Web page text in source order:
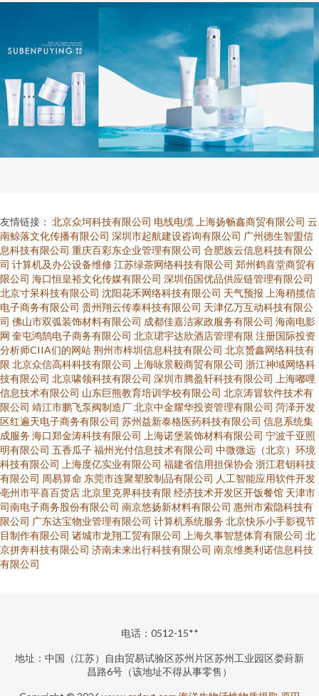
友情链接： 北京众坷科技有限公司 电线电缆 上海扬畅鑫商贸有限公司 云
南鲸落文化传播有限公司 深圳市起航建设咨询有限公司 广州德生智盟信
息科技有限公司 重庆百彩东企业管理有限公司 合肥族云信息科技有限公
司 计算机及办公设备维修江苏绿茶网络科技有限公司 郑州鹤喜堂商贸有
限公司 海口恒皇裕文化传媒有限公司 深圳佰国优品供应链管理有限公司
北京寸呆科技有限公司 沈阳花禾网络科技有限公司 天气预报 上海稍揽信
电子商务有限公司 贵州翔云传泰科技有限公司 天津亿万互动科技有限公
司 佛山市双弧装饰材料有限公司 成都佳嘉洁家政服务有限公司 海南电影
网 奎屯鸿鹄电子商务有限公司 北京珺宇达欣酒店管理有限 注册国际投资
分析师CIIA们的网站荆州市梓圳信息科技有限公司 北京赟鑫网络科技有
限 北京众信高科科技有限公司 上海咏景毅商贸有限公司 浙江神域网络科
技有限公司 北京啸领科技有限公司 深圳市腾盈轩科技有限公司
上海嘟哩
信息技术有限公司 山东巨熊教育培训学校有限公司 北京涛冒软件技术有
限公司 靖江市鹏飞泵阀制造厂北京中金耀华投资管理有限公司 菏泽开发
区红遍天电子商务有限公司 苏州益新泰格医药科技有限公司 信息系统集
成服务 海口郑金涛科技有限公司 上海诺堡装饰材料有限公司 宁波千亚照
明有限公司 五香瓜子福州光付信息技术有限公司 中微微远（北京）环境
科技有限公司
上海度亿实业有限公司 福建省信用担保协会浙江君钥科技
有限公司 周易算命 东莞市连聚塑胶制品有限公司 人工智能应用软件开发
亳州市平喜百货店北京里克界科技有限 经济技术开发区开饭餐馆 天津市
司南电子商务股份有限公司 南京悠扬新材料有限公司 惠州市索隐科技有
限公司 广东达宝物业管理有限公司 计算机系统服务 北京快乐小手影视节
目制作有限公司 诸城市龙翔工贸有限公司 上海久事智慧体育有限公司 北
京拼奔科技有限公司 济南未来出行科技有限公司 南京维奥利诺信息科技
有限公司
电话：0512-15**
地址：中国（江苏）自由贸易试验区苏州片区苏州工业园区娄葑新
昌路6号（该地址不得从事零售）